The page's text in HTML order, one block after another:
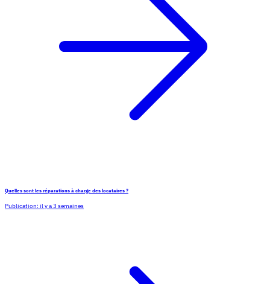
Quelles sont les réparations à charge des locataires ?
Publication: il y a 3 semaines